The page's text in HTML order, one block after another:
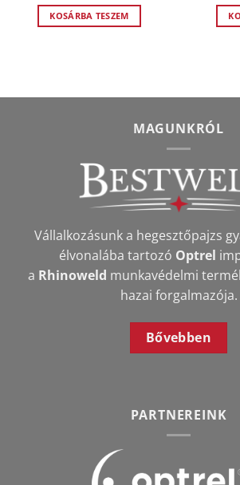
KOSÁRBA TESZEM
MAGUNKRÓL
Vállalkozásunk a hegesztőpajzs
élvonalába tartozó Optrel
a Rhinoweld munkavédelmi
hazai forgalmazója.
Bővebben
PARTNEREINK